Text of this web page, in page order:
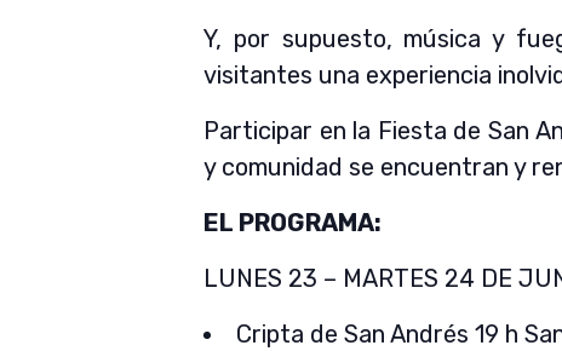
Y, por supuesto, música y
visitantes una experiencia
Participar en la Fiesta de San
y comunidad se encuentran y
EL PROGRAMA:
LUNES 23 – MARTES 24 DE
Cripta de San Andrés 19 h